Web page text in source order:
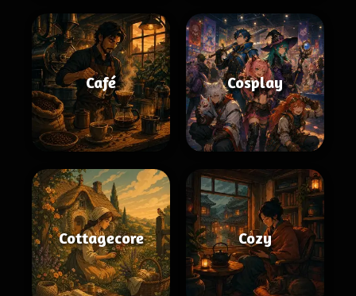
Café Cosplay
Cottagecore Cozy